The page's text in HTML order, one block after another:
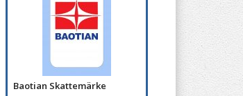
Baotian Skattemärke